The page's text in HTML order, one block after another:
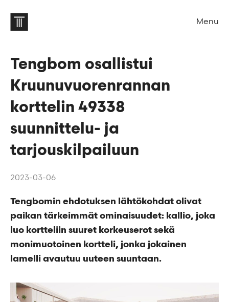
Menu
Tengbom osallistui
Kruunuvuorenrannan
korttelin 49338
suunnittelu- ja
tarjouskilpailuun
2023-03-06
Tengbomin ehdotuksen lähtökohdat olivat
paikan tärkeimmät ominaisuudet: kallio, joka
luo kortteliin suuret korkeuserot sekä
monimuotoinen kortteli, jonka jokainen
lamelli avautuu uuteen suuntaan.